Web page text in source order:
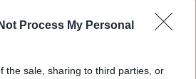
Process My Personal
the sale, sharing to third parties, or